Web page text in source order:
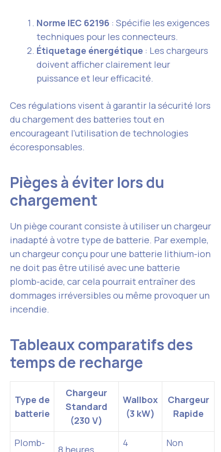
Norme IEC 62196 : Spécifie les exigences
techniques pour les connecteurs.
Étiquetage énergétique : Les chargeurs
doivent afficher clairement leur
puissance et leur efficacité.
Ces régulations visent à garantir la sécurité lors
du chargement des batteries tout en
encourageant l’utilisation de technologies
écoresponsables.
Pièges à éviter lors du
chargement
Un piège courant consiste à utiliser un chargeur
inadapté à votre type de batterie. Par exemple,
un chargeur conçu pour une batterie lithium-ion
ne doit pas être utilisé avec une batterie
plomb-acide, car cela pourrait entraîner des
dommages irréversibles ou même provoquer un
incendie.
Tableaux comparatifs des
temps de recharge
Type de
batterie
Chargeur
Standard
(230 V)
Wallbox
(3 kW)
Chargeur
Rapide
Plomb-
8 heures
4
Non